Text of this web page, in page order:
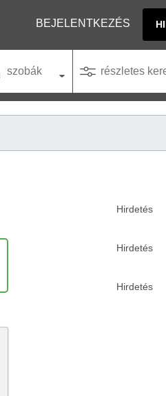
BEJELENTKEZÉS
szobák részletes